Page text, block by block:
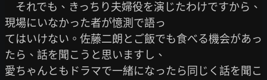
それでも、きっちり夫婦役を演じたわけですから、
現場にいなかった者が憶測で語っ
てはいけない。佐藤二朗とご飯でも食べる機会があっ
たら、話を聞こうと思いますし、
愛ちゃんともドラマで一緒になったら同じく話を聞こ